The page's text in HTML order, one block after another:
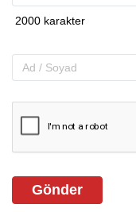
Gönder